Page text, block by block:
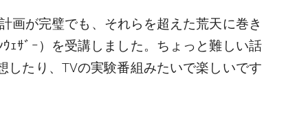
画が完璧でも、それらを超えた荒天に巻き
ｻﾞｰ）を受講しました。ちょっと難しい話
したり、TVの実験番組みたいで楽しいです